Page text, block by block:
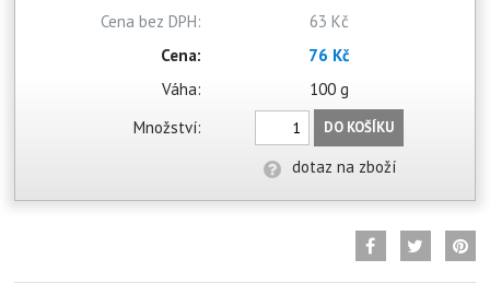
Cena bez DPH:
63 Kč
Cena:
76 Kč
Váha:
100 g
Množství:
DO KOŠÍKU
dotaz na zboží